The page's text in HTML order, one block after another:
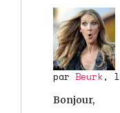
par Beurk ,
Bonjour,